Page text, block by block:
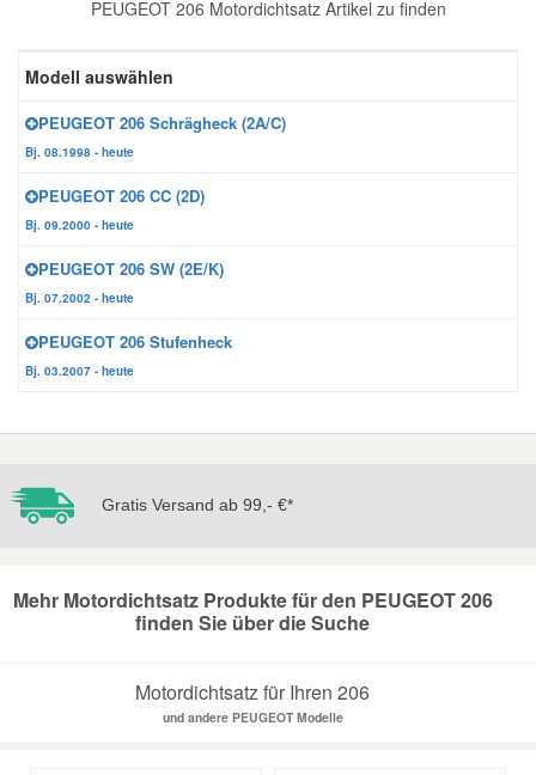
PEUGEOT 206 Motordichtsatz Artikel zu finden
Modell auswählen
PEUGEOT 206 Schrägheck (2A/C)
Bj. 08.1998 - heute
PEUGEOT 206 CC (2D)
Bj. 09.2000 - heute
PEUGEOT 206 SW (2E/K)
Bj. 07.2002 - heute
PEUGEOT 206 Stufenheck
Bj. 03.2007 - heute
Gratis Versand ab 99,- €*
Mehr Motordichtsatz Produkte für den PEUGEOT 206
finden Sie über die Suche
Motordichtsatz für Ihren 206
und andere PEUGEOT Modelle
Zündanlage und Glühanlage
Jeep Ersatzteile
Lancia Ersatzteile
Mazda Ersatzteile
Mini Ersatzteile